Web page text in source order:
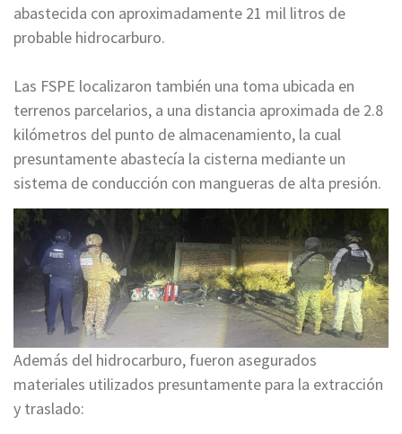
abastecida con aproximadamente 21 mil litros de
probable hidrocarburo.
Las FSPE localizaron también una toma ubicada en
terrenos parcelarios, a una distancia aproximada de 2.8
kilómetros del punto de almacenamiento, la cual
presuntamente abastecía la cisterna mediante un
sistema de conducción con mangueras de alta presión.
Además del hidrocarburo, fueron asegurados
materiales utilizados presuntamente para la extracción
y traslado: